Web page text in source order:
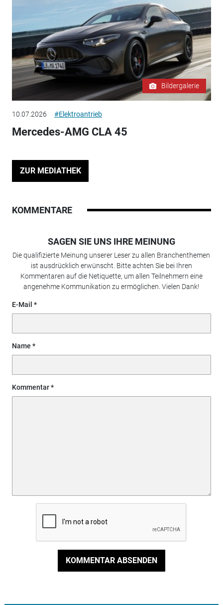
Bildergalerie
10.07.2026 #Elektroantrieb
Mercedes-AMG CLA 45
ZUR MEDIATHEK
KOMMENTARE
SAGEN SIE UNS IHRE MEINUNG
Die qualifizierte Meinung unserer Leser zu allen Branchenthemen
ist ausdrücklich erwünscht. Bitte achten Sie bei Ihren
Kommentaren auf die Netiquette, um allen Teilnehmern eine
angenehme Kommunikation zu ermöglichen. Vielen Dank!
E-Mail
Name
Kommentar
KOMMENTAR ABSENDEN